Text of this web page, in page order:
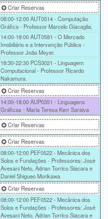
Criar Reservas
08:00-12:00AUT0514 - Computação
Gráfica - Professor Marcelo Giacaglia.
14:00-18:00AUT0581 - O Mercado
Imobiliário e a Intervenção Pública -
Professor João Meyer.
18:30-22:30 PCS3021 - Linguagem
Computacional - Professor Ricardo
Nakamura.
Criar Reservas
14:00-18:00AUP0351 - Linguagens
Gráficas - Maria Teresa Kerr Saraiva
Criar Reservas
Criar Reservas
08:00-12:00 PEF0522 - Mecânica dos
Solos e Fundações - Professores: José
Avesani Neto, Adrian Torrico Siacara e
Daniel Shigueo Morikawa
Criar Reservas
08:00-12:00 PEF0522 - Mecânica dos
Solos e Fundações - Professores: José
Avesani Neto, Adrian Torrico Siacara e